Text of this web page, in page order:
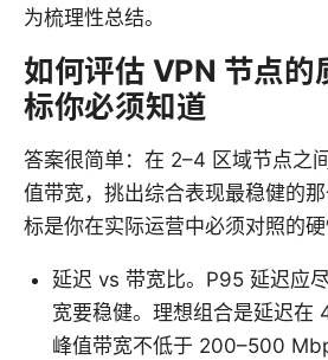
为梳理性总结。
如何评估 VPN 节点的
标你必须知道
答案很简单：在 2–4 区域节点之
值带宽，挑出综合表现最稳健的
标是你在实际运营中必须对照的硬
延迟 vs 带宽比。P95 延迟应
宽要稳健。理想组合是延迟在
峰值带宽不低于 200–500